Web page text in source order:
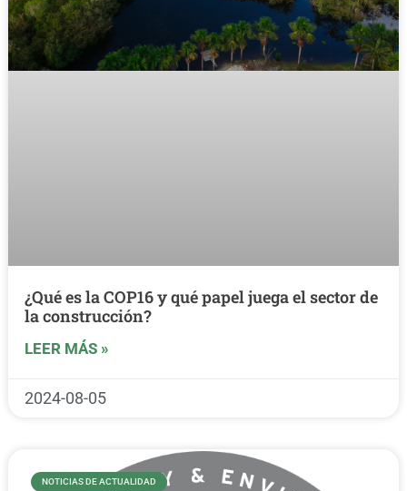
¿Qué es la COP16 y qué papel juega el sector de
la construcción?
LEER MÁS »
2024-08-05
NOTICIAS DE ACTUALIDAD